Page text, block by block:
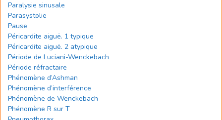
Paralysie sinusale
Parasystolie
Pause
Péricardite aiguë. 1 typique
Péricardite aiguë. 2 atypique
Période de Luciani-Wenckebach
Période réfractaire
Phénomène d’Ashman
Phénomène d’interférence
Phénomène de Wenckebach
Phénomène R sur T